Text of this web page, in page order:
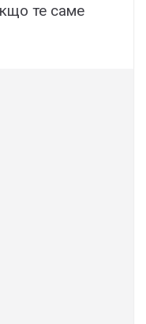
те саме